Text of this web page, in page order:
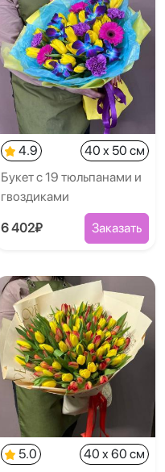
4.9
40 x 50 см
Букет с 19 тюльпанами и
гвоздиками
6 402₽ Заказать
5.0
40 x 60 см